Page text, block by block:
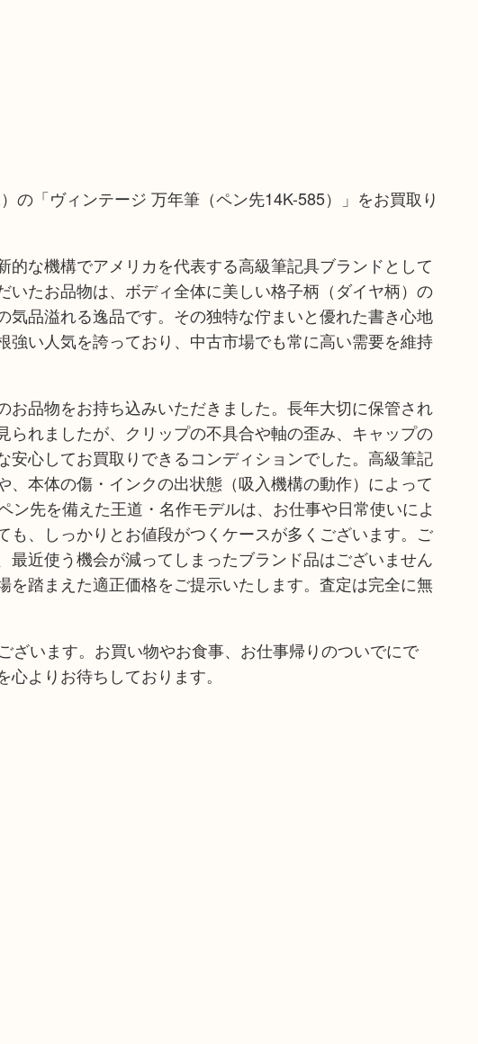
の「ヴィンテージ 万年筆（ペン先14K-585）」をお買取り
な機構でアメリカを代表する高級筆記具ブランドとして
たお品物は、ボディ全体に美しい格子柄（ダイヤ柄）の
品溢れる逸品です。その独特な佇まいと優れた書き心地
い人気を誇っており、中古市場でも常に高い需要を維持
品物をお持ち込みいただきました。長年大切に保管され
れましたが、クリップの不具合や軸の歪み、キャップの
心してお買取りできるコンディションでした。高級筆記
本体の傷・インクの出状態（吸入機構の動作）によって
先を備えた王道・名作モデルは、お仕事や日常使いによ
、しっかりとお値段がつくケースが多くございます。ご
近使う機会が減ってしまったブランド品はございません
踏まえた適正価格をご提示いたします。査定は完全に無
います。お買い物やお食事、お仕事帰りのついでにで
よりお待ちしております。